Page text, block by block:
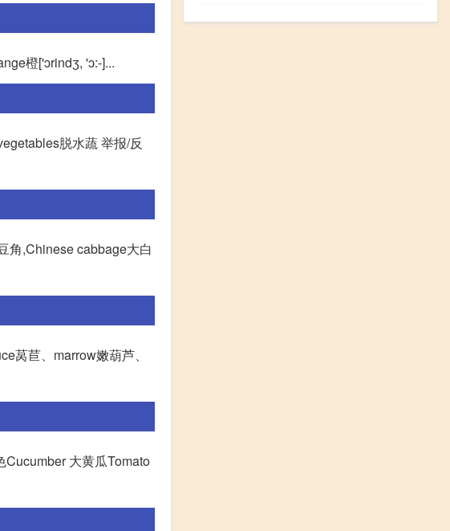
橙['ɔrindʒ, 'ɔ:-]...
脱水蔬 举报/反
角,Chinese cabbage大白
莴苣、marrow嫩葫芦、
大黄瓜Tomato